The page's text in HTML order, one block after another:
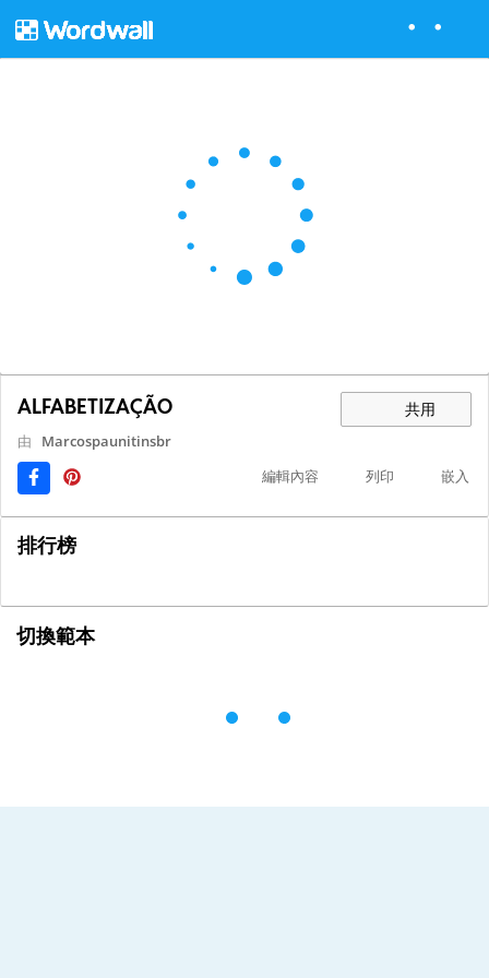
ALFABETIZAÇÃO 共用
由
Marcospaunitinsbr
編輯內容
列印 嵌入
排行榜
切換範本